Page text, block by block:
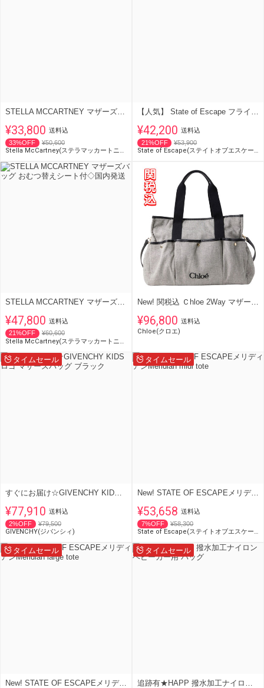
STELLA MCCARTNEY マザーズバッグ ◇国内発送
¥33,800 送料込
33%OFF
¥50,600
Stella McCartney(ステラマッカートニー)
【人気】 State of Escape フライングソロFLYING SOLOママバック
¥42,200 送料込
21%OFF
¥53,900
State of Escape(ステイトオブエスケープ)
STELLA MCCARTNEY マザーズバッグ おむつ替えシート付◇国内発送
¥47,800 送料込
21%OFF
¥60,600
New! 関税込 Ｃhloe 2Way マザーズ バッグ ポーチ付
¥96,800 送料込
Chloe(クロエ)
タイムセール
すぐにお届け☆GIVENCHY KIDS ロゴ マザーズバッグ ブラック
¥77,910 送料込
2%OFF
¥79,500
GIVENCHY(ジバンシィ)
タイムセール
New! STATE OF ESCAPEメリディアンMeridian midi tote
¥53,658 送料込
7%OFF
¥58,300
State of Escape(ステイトオブエスケープ)
タイムセール
New! STATE OF ESCAPEメリディアンMeridian large tote
タイムセール
追跡有★HAPP 撥水加工ナイロン ベビーカー用 バッグ